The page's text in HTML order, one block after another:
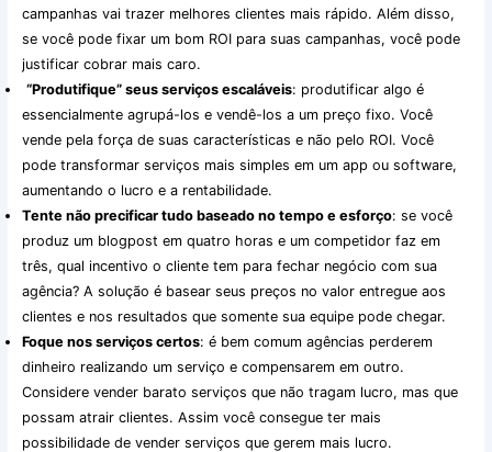
campanhas vai trazer melhores clientes mais rápido. Além disso,
se você pode fixar um bom ROI para suas campanhas, você pode
justificar cobrar mais caro.
“Produtifique” seus serviços escaláveis: produtificar algo é
essencialmente agrupá-los e vendê-los a um preço fixo. Você
vende pela força de suas características e não pelo ROI. Você
pode transformar serviços mais simples em um app ou software,
aumentando o lucro e a rentabilidade.
Tente não precificar tudo baseado no tempo e esforço: se você
produz um blogpost em quatro horas e um competidor faz em
três, qual incentivo o cliente tem para fechar negócio com sua
agência? A solução é basear seus preços no valor entregue aos
clientes e nos resultados que somente sua equipe pode chegar.
Foque nos serviços certos: é bem comum agências perderem
dinheiro realizando um serviço e compensarem em outro.
Considere vender barato serviços que não tragam lucro, mas que
possam atrair clientes. Assim você consegue ter mais
possibilidade de vender serviços que gerem mais lucro.